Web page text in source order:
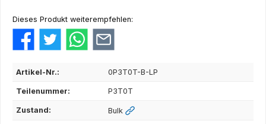
Dieses Produkt weiterempfehlen:
Artikel-Nr.: 0P3T0T-B-LP
Teilenummer: P3T0T
Zustand: Bulk